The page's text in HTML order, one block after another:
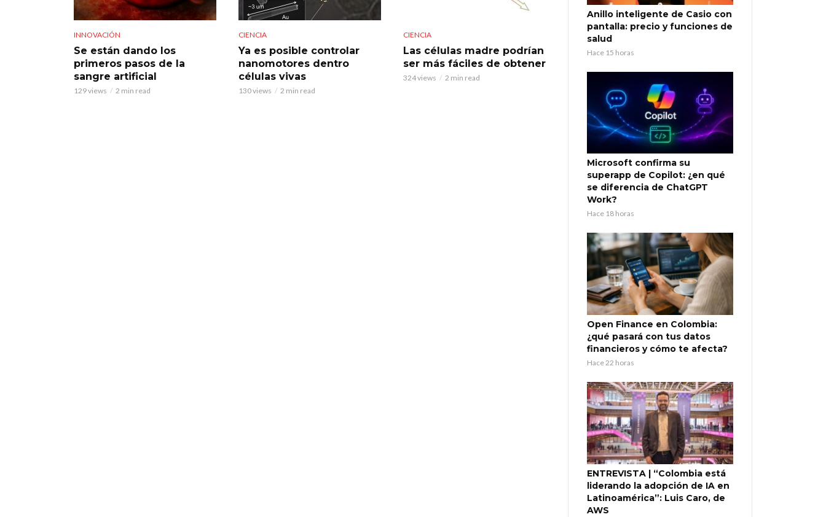
INNOVACIÓN
Se están dando los
primeros pasos de la
sangre artificial
129 views 2 min read
CIENCIA
Ya es posible controlar
nanomotores dentro
células vivas
130 views 2 min read
CIENCIA
Las células madre podrían
ser más fáciles de obtener
324 views 2 min read
Anillo inteligente de Casio con
pantalla: precio y funciones de
salud
Hace 15 horas
Microsoft confirma su
superapp de Copilot: ¿en qué
se diferencia de ChatGPT
Work?
Hace 18 horas
Open Finance en Colombia:
¿qué pasará con tus datos
financieros y cómo te afecta?
Hace 22 horas
ENTREVISTA | “Colombia está
liderando la adopción de IA en
Latinoamérica”: Luis Caro, de
AWS